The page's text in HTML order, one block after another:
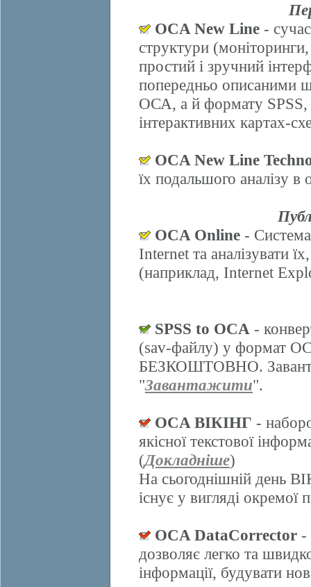
OCA New Line -
структури
простий і зручний
попередньо описаними
ОСА, а й формату SPSS,
інтерактивних картах-
OCA New Line
їх подальшого аналізу
OCA Online -
Internet та аналізувати
(наприклад, Internet
SPSS to OCA -
(sav-файлу) у формат
БЕЗКОШТОВНО.
"Завантажити".
OCA ВІКІНГ -
якісної текстової
(Докладніше)
На сьогоднішній день
існує у вигляді окремої
OCA DataCorrector -
дозволяє легко та
інформації, будувати